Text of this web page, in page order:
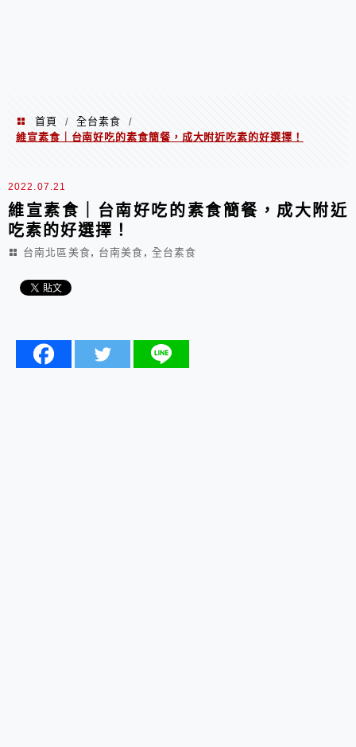
首頁 / 全台素食
/
維宣素食｜台南好吃的素食簡餐，成大附近吃素的好選擇！
2022.07.21
維宣素食｜台南好吃的素食簡餐，成大附近
吃素的好選擇！
台南北區美食, 台南美食 , 全台素食